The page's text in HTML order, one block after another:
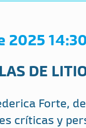
DE
Forte,
críticas y